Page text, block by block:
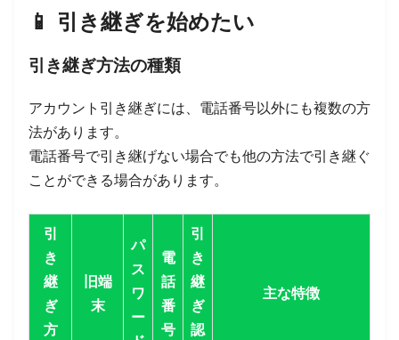
📱 引き継ぎを始めたい
引き継ぎ方法の種類
アカウント引き継ぎには、電話番号以外にも複数の方
法があります。
電話番号で引き継げない場合でも他の方法で引き継ぐ
ことができる場合があります。
引
き
継
ぎ
方
旧端
末
パ
ス
ワ
ー
電
話
番
号
引
き
継
ぎ
認
主な特徴